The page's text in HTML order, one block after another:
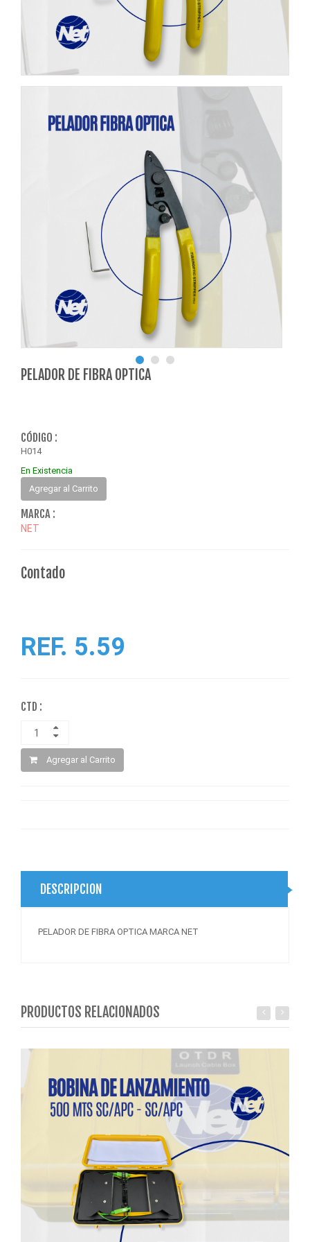
PELADOR DE FIBRA OPTICA
CÓDIGO :
H014
En Existencia
Agregar al Carrito
MARCA :
NET
Contado
REF. 5.59
CTD :
Agregar al Carrito
DESCRIPCION
PELADOR DE FIBRA OPTICA MARCA NET
PRODUCTOS RELACIONADOS